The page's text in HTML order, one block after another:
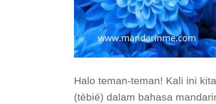
Halo teman-teman! Kali ini
(tèbié) dalam bahasa